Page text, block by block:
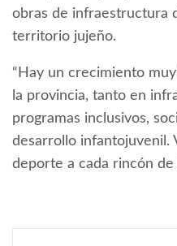
obras de infraestructura
territorio jujeño.
“Hay un crecimiento
la provincia, tanto en
programas inclusivos,
desarrollo infantojuvenil.
deporte a cada rincón de